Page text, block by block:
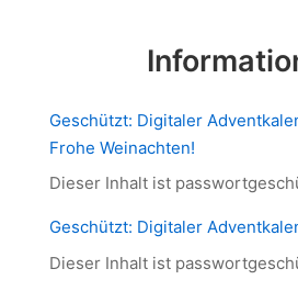
Geschützt: Digitaler
Frohe Weinachten!
Dieser Inhalt ist
Geschützt: Digitaler
Dieser Inhalt ist